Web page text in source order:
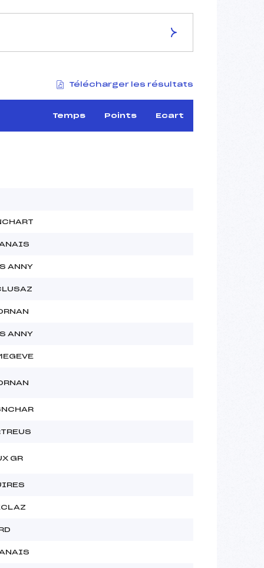
–
3-5-5 km
Télécharger les résultats
Temps Points Ecart
ANNY
ANNY
GR